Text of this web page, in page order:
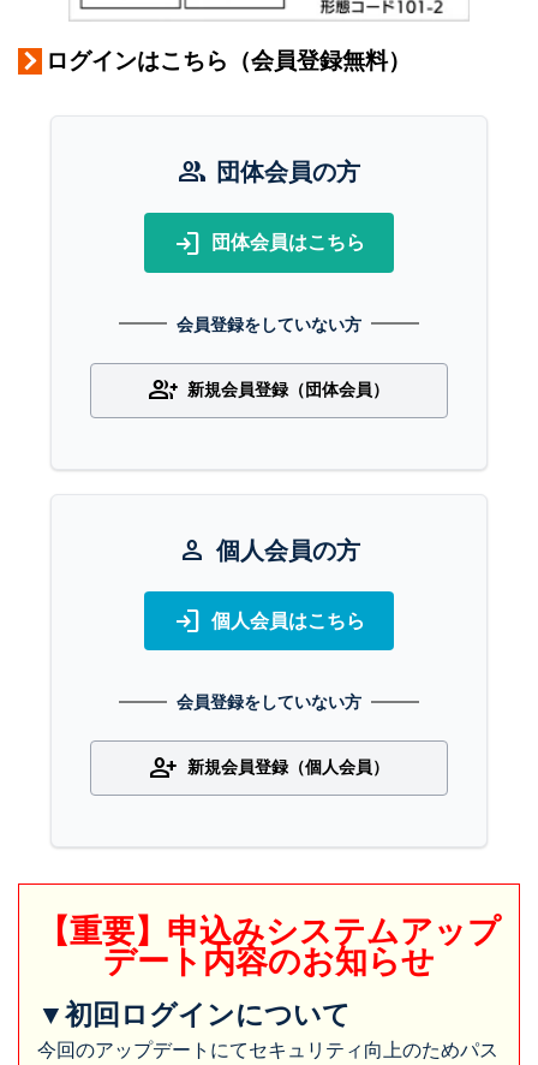
ログインはこちら（会員登録無料）
group 団体会員の方
login 団体会員はこちら
会員登録をしていない方
group_add 新規会員登録（団体会員）
person 個人会員の方
login 個人会員はこちら
会員登録をしていない方
person_add 新規会員登録（個人会員）
【重要】申込みシステムアップ
デート内容のお知らせ
▼初回ログインについて
今回のアップデートにてセキュリティ向上のためパス